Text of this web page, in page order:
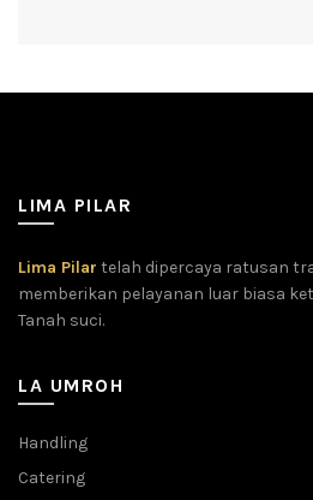
LIMA PILAR
Lima Pilar telah dipercaya ratusan
memberikan pelayanan luar biasa
Tanah suci.
LA UMROH
Handling
Catering